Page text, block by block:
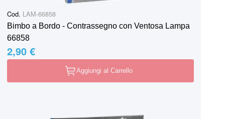
Cod. LAM-66858
Bimbo a Bordo - Contrassegno con Ventosa Lampa
66858
2,90 €
Aggiungi al Carrello